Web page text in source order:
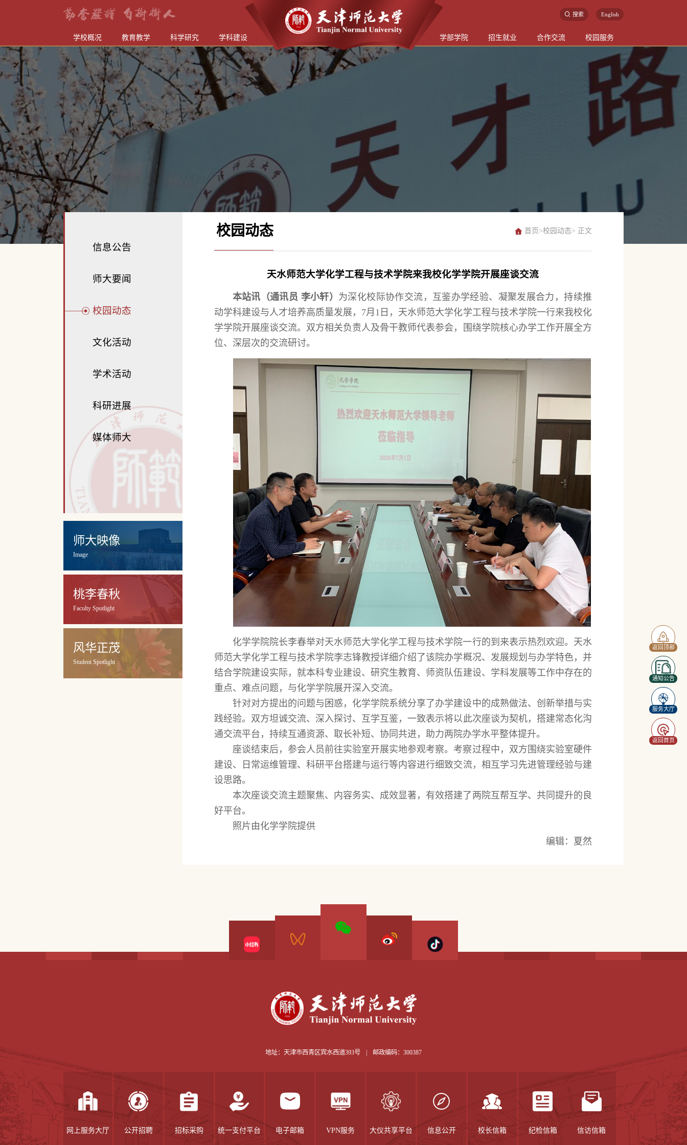
搜索 English
学校概况 教育教学 科学研究 学科建设 学部学院 招生就业 合作交流 校园服务
返回顶部
通知公告
服务大厅
返回首页
信息公告
师大要闻
校园动态
文化活动
学术活动
科研进展
媒体师大
师大映像
Image
桃李春秋
Faculty Spotlight
风华正茂
Student Spotlight
校园动态 首页 >校园动态> 正文
天水师范大学化学工程与技术学院来我校化学学院开展座谈交流
本站讯（通讯员 李小轩） 为深化校际协作交流，互鉴办学经验、凝聚发展合力，持续推
动学科建设与人才培养高质量发展，7月1日，天水师范大学化学工程与技术学院一行来我校化
学学院开展座谈交流。双方相关负责人及骨干教师代表参会，围绕学院核心办学工作开展全方
位、深层次的交流研讨。
化学学院院长李春举对天水师范大学化学工程与技术学院一行的到来表示热烈欢迎。天水
师范大学化学工程与技术学院李志锋教授详细介绍了该院办学概况、发展规划与办学特色，并
结合学院建设实际，就本科专业建设、研究生教育、师资队伍建设、学科发展等工作中存在的
重点、难点问题，与化学学院展开深入交流。
针对对方提出的问题与困惑，化学学院系统分享了办学建设中的成熟做法、创新举措与实
践经验。双方坦诚交流、深入探讨、互学互鉴，一致表示将以此次座谈为契机，搭建常态化沟
通交流平台，持续互通资源、取长补短、协同共进，助力两院办学水平整体提升。
座谈结束后，参会人员前往实验室开展实地参观考察。考察过程中，双方围绕实验室硬件
建设、日常运维管理、科研平台搭建与运行等内容进行细致交流，相互学习先进管理经验与建
设思路。
本次座谈交流主题聚焦、内容务实、成效显著，有效搭建了两院互帮互学、共同提升的良
好平台。
照片由化学学院提供
编辑：夏然
地址：天津市西青区宾水西道393号 | 邮政编码：300387
网上服务大厅 公开招聘 招标采购 统一支付平台 电子邮箱 VPN服务 大仪共享平台 信息公开 校长信箱 纪检信箱 信访信箱